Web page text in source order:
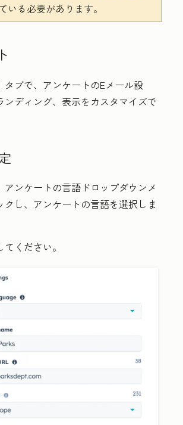
いる必要があります。
タブで、アンケートのEメール設
ンディング、表示をカスタマイズで
アンケートの言語 ドロップダウンメ
クし、アンケートの言語を選択しま
ください。